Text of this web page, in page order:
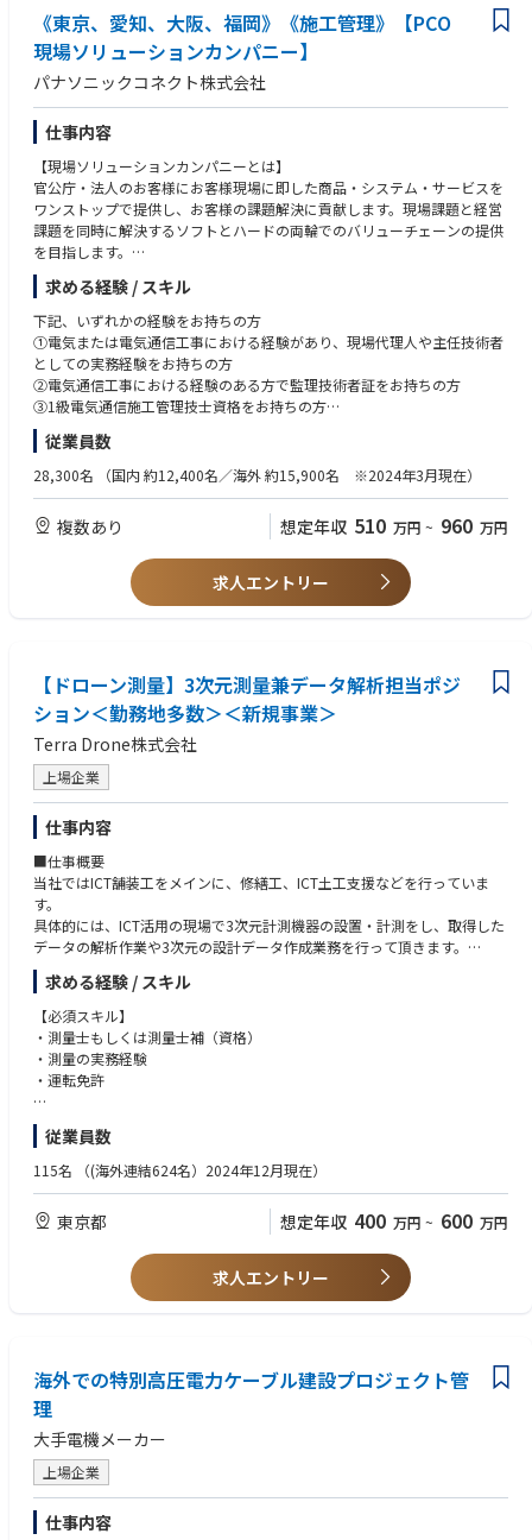
・原子力プラントの補修保全・非破壊検査の技術
・材料に関する評価、開発及び関連技術とりまとめ、福島第一原子力発電
所の燃料デブリ性状に関する研究開発
【参考】
■原子力事業について
https://www.global.toshiba/jp/products-solutions/nuclearenergy/abou
t.html
■東芝レビュー最新号『カーボンニュートラルやエネルギー安定供給に貢
献する原子力技術』
https://www.global.toshiba/jp/technology/corporate/review/2023/03.h
■平均で業務の約6割程度が出張対応
■案件の約半数は関西エリアで通勤可能な案件有。
■経験に応じて3ヶ月程度の長期出張をお願いする場合有。
【サポート体制】
業界知識は一から丁寧に指導、教育体制は完備されております。
国家資格取得支援制度もございます。
【魅力】
同社は電線・ケーブルを中心としたインフラ製品を扱うメーカーであり、
再生可能エネルギーの需要の高まり共に、当社製品の需要も堅実に高まる
ことが予想されます。
【キャリアについて】
当社は個人のキャリアにとことん向き合う文化があり、個人のやりたいこ
とを尊重する風土です。
大手企業にありがちな縦割りの文化はなく、自身が望めば仕事の範囲は幅
広く経験可能です。
【働きやすい環境】
ワークライフバランス◎
平均残業時間は35時間程度、当該部署の平均有給取得日数は19.2日とかな
り有給を取得している実績があり、
しっかりと休みを取得できる環境です。
平均休日出勤2.3日/月で代休100%取得可能、24年度は休日出勤0に！
【当社の手掛けた案件】
北海道ボールパーク、スカイツリーなど私達になじみ深い施設への電力供
【求める人物像】
社会的な需要が確実にあり、ニーズが高まっていく製品の設計に上流工程
から関わっていきたいと考えている方。
《東京、愛知、大阪、福岡》《施工管理》【PCO
現場ソリューションカンパニー】
パナソニックコネクト株式会社
仕事内容
【現場ソリューションカンパニーとは】
官公庁・法人のお客様にお客様現場に即した商品・システム・サービスを
ワンストップで提供し、お客様の課題解決に貢献します。現場課題と経営
課題を同時に解決するソフトとハードの両輪でのバリューチェーンの提供
を目指します。
【施工総括部とは】
私たちは、警察、自治体、官公庁、高速道路会社、民間企業など、社会の
基盤を支える多様なお客様に対し、パナソニックの情報通信機器や映像・
音響設備を中心としたソリューションを、
施工の専門性を活かして提供しています。
現場ごとに異なるニーズや制約を丁寧にくみ取り、品質・安全・確実性を
重視したシステム構築を行うことで、お客様の業務を支え、社会の安心・
技術と現場力を融合させ、目に見える成果として社会に価値を届けること
に、私たちは誇りを持っています。
・警察、自治体、官公庁、高速道路、ホール等大型施設、学校、工場など
へ、各種システムの新設・改修工事を担当していただきます。
い、現場全体のマネジメントを行う役割です。
・お客様を始め協力会社、社内関連部署など関係者とコミュニケーション
入社後、様々な事業で経験を積み、個人のスキルアップ（技術力、コミ
ュニケーション能力向上）を図ることも可能です。
【主な納入事例】
・交通管制システム、防災無線システム、ＥＴＣシステム、放送局、大型
映像、スタジアムソリューション、監視カメラ、デジタルサイネージ
求める経験 / スキル
下記、いずれかの経験をお持ちの方
①電気または電気通信工事における経験があり、現場代理人や主任技術者
としての実務経験をお持ちの方
②電気通信工事における経験のある方で監理技術者証をお持ちの方
③1級電気通信施工管理技士資格をお持ちの方
④1級電気工事施工管理技士資格をお持ちの方
従業員数
28,300名 （国内 約12,400名／海外 約15,900名 ※2024年3月現在）
複数あり 想定年収 510 万円 ~ 960 万円
求人エントリー
【ドローン測量】3次元測量兼データ解析担当ポジ
ション＜勤務地多数＞＜新規事業＞
Terra Drone株式会社
上場企業
仕事内容
■仕事概要
当社ではICT舗装工をメインに、修繕工、ICT土工支援などを行っていま
す。
具体的には、ICT活用の現場で3次元計測機器の設置・計測をし、取得した
データの解析作業や3次元の設計データ作成業務を行って頂きます。
計測作業は、計測範囲・方法や進め方（スケジュール調整）について、顧
客担当者および自社メンバー数名とコミュニケーションをとりながら進め
ます。
※計測作業に伴い出張がございます。
実務のご経験がなくとも、技術責任者が丁寧に指導いたします。
新しい技術に興味のある方、人と会話することが好きな方は大歓迎です！
▼業務内容イメージ
・ドローンを活用した測量
・基本測量、3次元測量の実施
・マルチビーム・基準点測量等の新サービスの展開
・解析業務も携わることが可能です
・使用する計測機材：地上型レーザー、新計測機材など
▼測量現場の規模
小規模な案件では約1ha程度から、大型案件では100ha以上の測量まで幅
広く対応しています。
案件規模に応じて、数日程度の短期案件から1ヶ月程度のプロジェクトま
でさまざまです。
▼このポジションの魅力
求める経験 / スキル
【必須スキル】
・測量士もしくは測量士補（資格）
・測量の実務経験
・運転免許
【歓迎スキル】
・一等又はニ等無人航空機操縦者技能証明（資格）
・測量業務経験
・ドローン産業機使用経験
・土木/建設業界の経験(ゼネコン、測量、建設コンサルタントなど)
・3D設計データの作成経験
従業員数
115名 （(海外連結624名）2024年12月現在）
東京都 想定年収 400 万円 ~ 600 万円
求人エントリー
海外での特別高圧電力ケーブル建設プロジェクト管
理
大手電機メーカー
上場企業
仕事内容